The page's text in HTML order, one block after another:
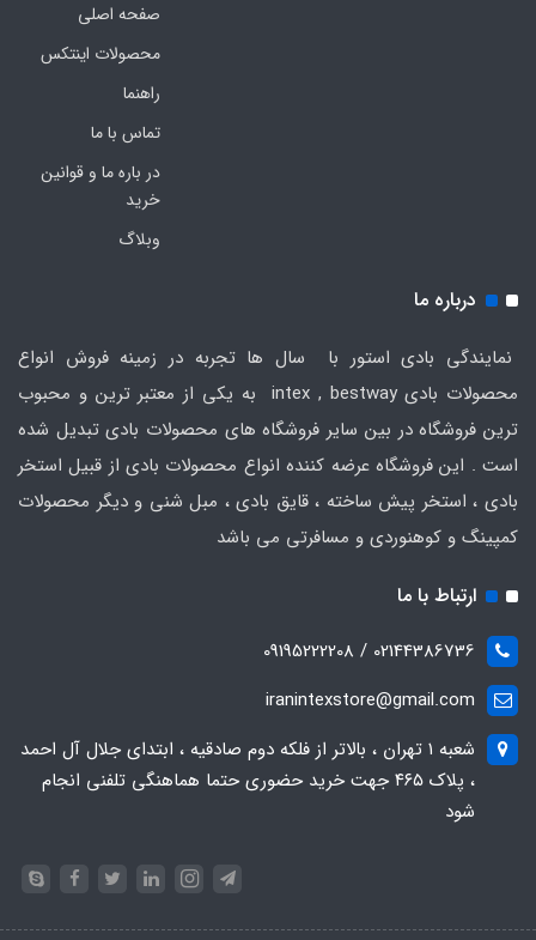
صفحه اصلی
محصولات اینتکس
راهنما
تماس با ما
در باره ما و قوانین
خرید
وبلاگ
درباره ما
نمایندگی بادی استور با سال ها تجربه در زمینه فروش انواع
محصولات بادی intex , bestway به یکی از معتبر ترین و محبوب
ترین فروشگاه در بین سایر فروشگاه های محصولات بادی تبدیل شده
است . این فروشگاه عرضه کننده انواع محصولات بادی از قبیل استخر
بادی ، استخر پیش ساخته ، قایق بادی ، مبل شنی و دیگر محصولات
کمپینگ و کوهنوردی و مسافرتی می باشد
ارتباط با ما
02144386736 / 09195222208
iranintexstore@gmail.com
شعبه ۱ تهران ، بالاتر از فلکه دوم صادقیه ، ابتدای جلال آل احمد
، پلاک ۴۶۵ جهت خرید حضوری حتما هماهنگی تلفنی انجام
شود